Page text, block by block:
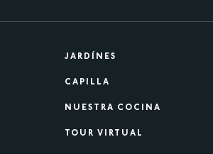
JARDÍNES
CAPILLA
NUESTRA COCINA
TOUR VIRTUAL